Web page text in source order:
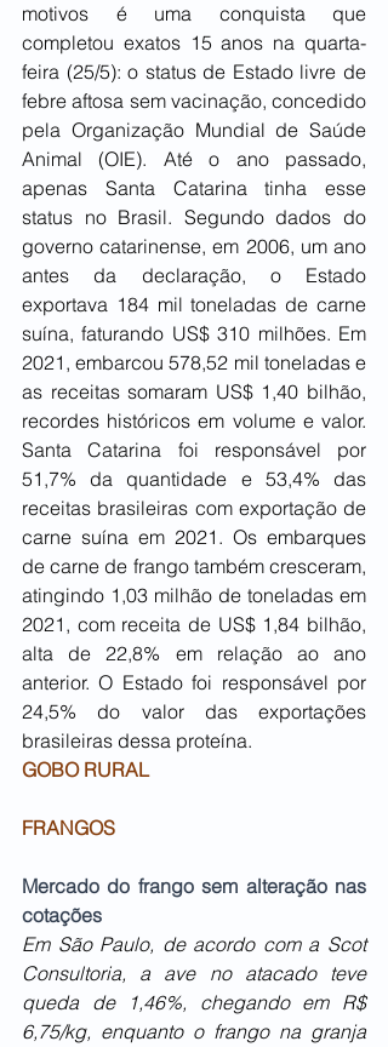
motivos é uma conquista que
completou exatos 15 anos na quarta-
feira (25/5): o status de Estado livre de
febre aftosa sem vacinação, concedido
pela Organização Mundial de Saúde
Animal (OIE). Até o ano passado,
apenas Santa Catarina tinha esse
status no Brasil. Segundo dados do
governo catarinense, em 2006, um ano
antes da declaração, o Estado
exportava 184 mil toneladas de carne
suína, faturando US$ 310 milhões. Em
2021, embarcou 578,52 mil toneladas e
as receitas somaram US$ 1,40 bilhão,
recordes históricos em volume e valor.
Santa Catarina foi responsável por
51,7% da quantidade e 53,4% das
receitas brasileiras com exportação de
carne suína em 2021. Os embarques
de carne de frango também cresceram,
atingindo 1,03 milhão de toneladas em
2021, com receita de US$ 1,84 bilhão,
alta de 22,8% em relação ao ano
anterior. O Estado foi responsável por
24,5% do valor das exportações
brasileiras dessa proteína.
GOBO RURAL
FRANGOS
Mercado do frango sem alteração nas
cotações
Em São Paulo, de acordo com a Scot
Consultoria, a ave no atacado teve
queda de 1,46%, chegando em R$
6,75/kg, enquanto o frango na granja